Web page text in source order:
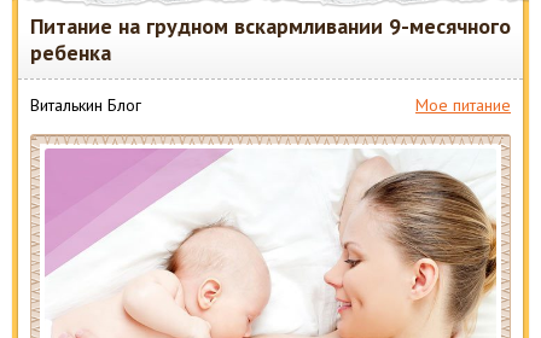
Питание на грудном вскармливании 9-месячного
ребенка
Виталькин Блог Мое питание